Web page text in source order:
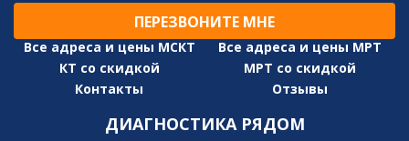
ПЕРЕЗВОНИТЕ МНЕ
Все адреса и цены МСКТ
Все адреса и цены МРТ
КТ со скидкой
МРТ со скидкой
Контакты
Отзывы
ДИАГНОСТИКА РЯДОМ